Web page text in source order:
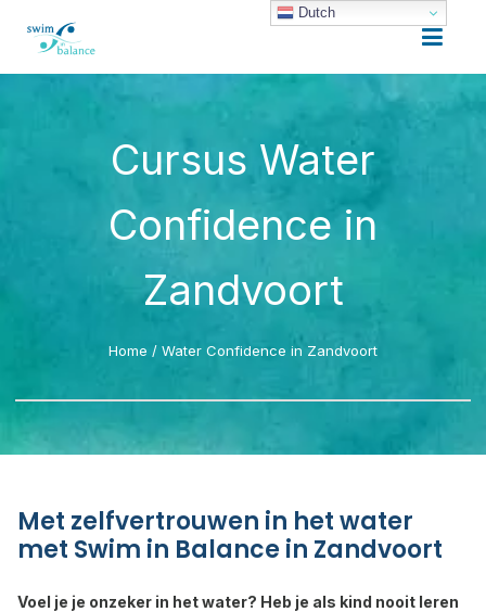
Cursus Water
Confidence in
Zandvoort
Home / Water Confidence in Zandvoort
Met zelfvertrouwen in het water
met Swim in Balance in Zandvoort
Voel je je onzeker in het water? Heb je als kind nooit leren
Dutch